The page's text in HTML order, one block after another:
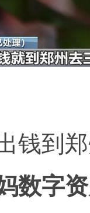
钱到
数字